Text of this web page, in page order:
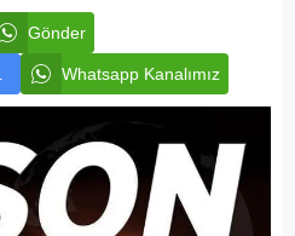
Gönder
Whatsapp Kanalımız